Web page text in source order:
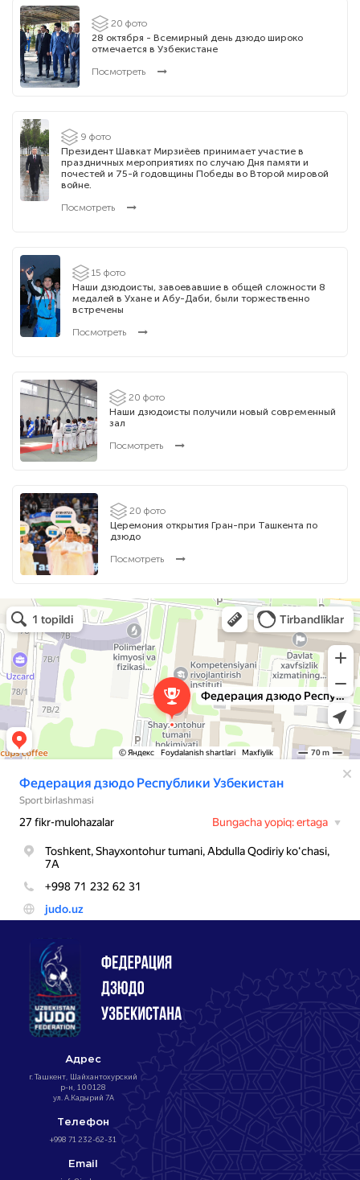
20 фото
28 октября - Всемирный день дзюдо широко
отмечается в Узбекистане
Посмотреть
9 фото
Президент Шавкат Мирзиёев принимает участие в
праздничных мероприятиях по случаю Дня памяти и
почестей и 75-й годовщины Победы во Второй мировой
войне.
Посмотреть
15 фото
Наши дзюдоисты, завоевавшие в общей сложности 8
медалей в Ухане и Абу-Даби, были торжественно
встречены
Посмотреть
20 фото
Наши дзюдоисты получили новый современный
зал
Посмотреть
20 фото
Церемония открытия Гран-при Ташкента по
дзюдо
Посмотреть
Адрес
г. Ташкент, Шайхантохурский
р-н, 100128
ул. А.Кадырий 7А
Телефон
+998 71 232-62-31
Email